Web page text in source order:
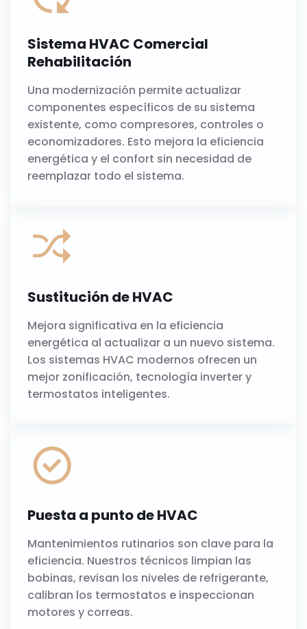
Sistema HVAC Comercial
Rehabilitación
Una modernización permite actualizar
componentes específicos de su sistema
existente, como compresores, controles o
economizadores. Esto mejora la eficiencia
energética y el confort sin necesidad de
reemplazar todo el sistema.
Sustitución de HVAC
Mejora significativa en la eficiencia
energética al actualizar a un nuevo sistema.
Los sistemas HVAC modernos ofrecen un
mejor zonificación, tecnología inverter y
termostatos inteligentes.
Puesta a punto de HVAC
Mantenimientos rutinarios son clave para la
eficiencia. Nuestros técnicos limpian las
bobinas, revisan los niveles de refrigerante,
calibran los termostatos e inspeccionan
motores y correas.